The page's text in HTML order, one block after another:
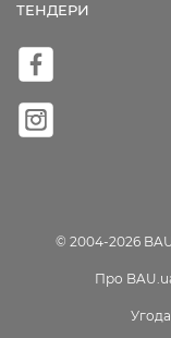
ТЕНДЕРИ
© 2004-2026
Про